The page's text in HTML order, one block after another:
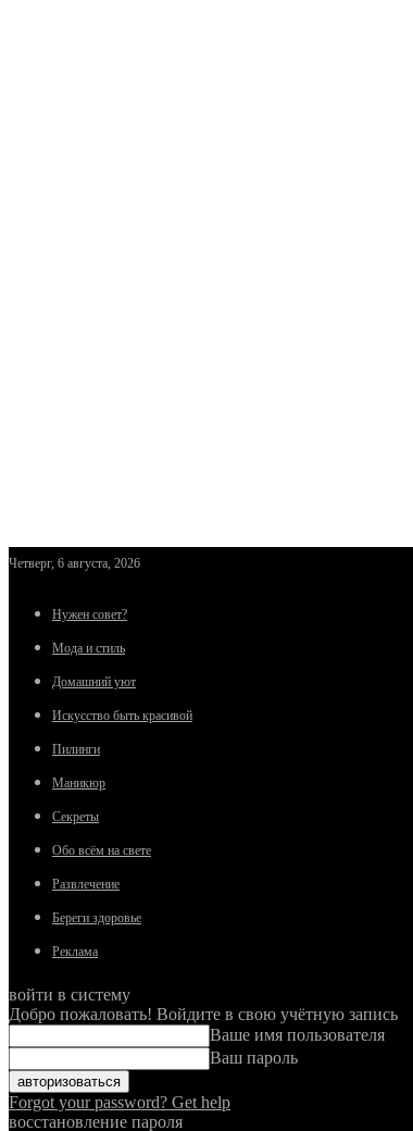
Четверг, 6 августа, 2026
Нужен совет?
Мода и стиль
Домашний уют
Искусство быть красивой
Пилинги
Маникюр
Секреты
Обо всём на свете
Развлечение
Береги здоровье
Реклама
войти в систему
Добро пожаловать! Войдите в свою учётную запись
Ваше имя пользователя
Ваш пароль
Forgot your password? Get help
восстановление пароля